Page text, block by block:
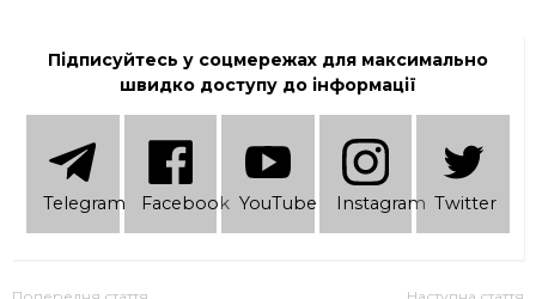
Підписуйтесь у соцмережах для максимально
швидко доступу до інформації
Telеgram Facebook YouTube Instagram Twitter